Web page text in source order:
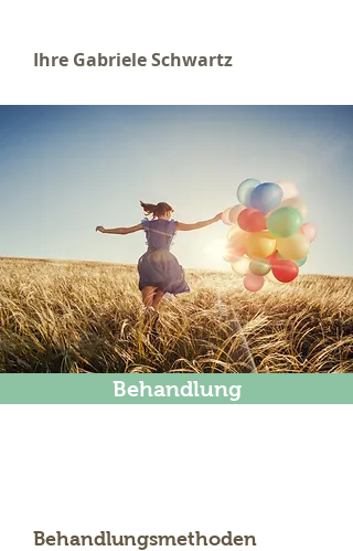
Ihre Gabriele Schwartz
Behandlung
Behandlungsmethoden